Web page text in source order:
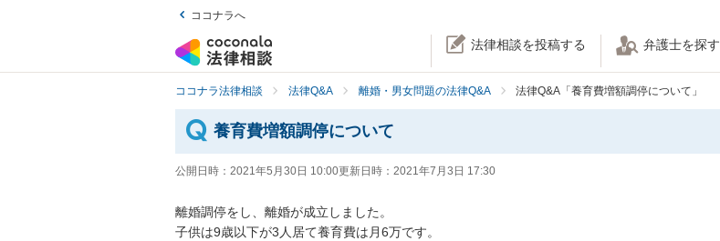
ココナラへ
法律相談を投稿する 弁護士を探す
ココナラ法律相談 法律Q&A 離婚・男女問題の法律Q&A 法律Q&A「養育費増額調停について」
養育費増額調停について
公開日時： 2021年5月30日 10:00更新日時： 2021年7月3日 17:30
離婚調停をし、離婚が成立しました。
子供は9歳以下が3人居て養育費は月6万です。